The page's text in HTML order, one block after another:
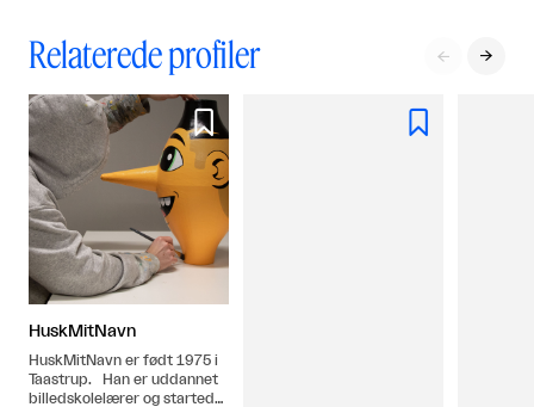
Relaterede profiler  

HuskMitNavn
HuskMitNavn er født 1975 i
Taastrup. Han er uddannet
billedskolelærer og startede
